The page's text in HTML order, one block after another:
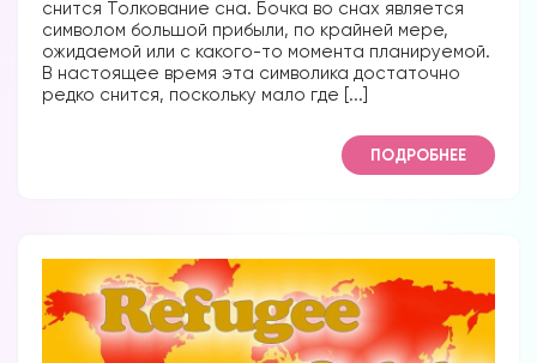
снится Толкование сна. Бочка во снах является
символом большой прибыли, по крайней мере,
ожидаемой или с какого-то момента планируемой.
В настоящее время эта символика достаточно
редко снится, поскольку мало где [...]
ПОДРОБНЕЕ
снах (проверено более 100000
информацию во снах с первых дней.
Скачайте приложение, чтобы получить
доступ: